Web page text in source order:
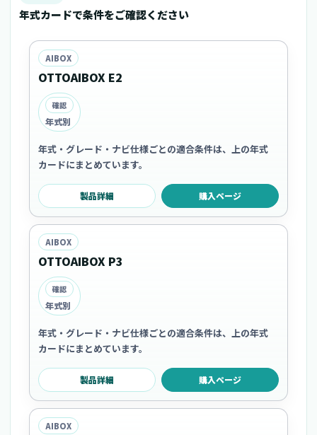
年式カードで条件をご確認ください
AIBOX
OTTOAIBOX E2
確認
年式別
年式・グレード・ナビ仕様ごとの適合条件は、上の年式
カードにまとめています。
製品詳細 購入ページ
AIBOX
OTTOAIBOX P3
確認
年式別
年式・グレード・ナビ仕様ごとの適合条件は、上の年式
カードにまとめています。
製品詳細 購入ページ
AIBOX